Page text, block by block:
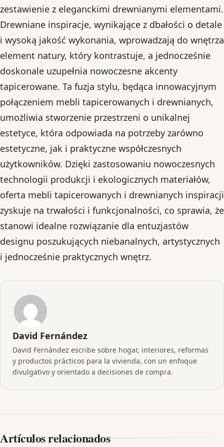
zestawienie z eleganckimi drewnianymi elementami.
Drewniane inspiracje, wynikające z dbałości o detale
i wysoką jakość wykonania, wprowadzają do wnętrza
element natury, który kontrastuje, a jednocześnie
doskonale uzupełnia nowoczesne akcenty
tapicerowane. Ta fuzja stylu, będąca innowacyjnym
połączeniem mebli tapicerowanych i drewnianych,
umożliwia stworzenie przestrzeni o unikalnej
estetyce, która odpowiada na potrzeby zarówno
estetyczne, jak i praktyczne współczesnych
użytkowników. Dzięki zastosowaniu nowoczesnych
technologii produkcji i ekologicznych materiałów,
oferta mebli tapicerowanych i drewnianych inspiracji
zyskuje na trwałości i funkcjonalności, co sprawia, że
stanowi idealne rozwiązanie dla entuzjastów
designu poszukujących niebanalnych, artystycznych
i jednocześnie praktycznych wnętrz.
David Fernández
David Fernández escribe sobre hogar, interiores, reformas
y productos prácticos para la vivienda, con un enfoque
divulgativo y orientado a decisiones de compra.
Artículos relacionados